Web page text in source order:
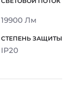
19900 Лм
IP20